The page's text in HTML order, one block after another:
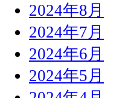
2024年8月
2024年7月
2024年6月
2024年5月